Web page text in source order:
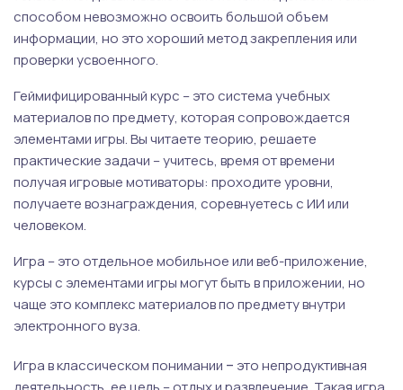
способом невозможно освоить большой объем
информации, но это хороший метод закрепления или
проверки усвоенного.
Геймифицированный курс – это система учебных
материалов по предмету, которая сопровождается
элементами игры. Вы читаете теорию, решаете
практические задачи – учитесь, время от времени
получая игровые мотиваторы: проходите уровни,
получаете вознаграждения, соревнуетесь с ИИ или
человеком.
Игра – это отдельное мобильное или веб-приложение,
курсы с элементами игры могут быть в приложении, но
чаще это комплекс материалов по предмету внутри
электронного вуза.
Игра в классическом понимании – это непродуктивная